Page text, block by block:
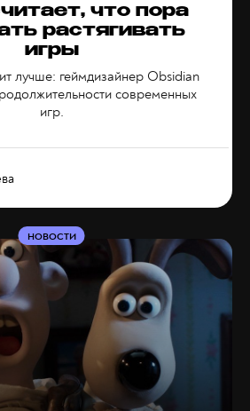
что пора
растягивать
игры
лучше: геймдизайнер Obsidian
современных
игр.
НОВОСТИ